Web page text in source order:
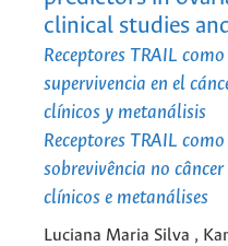
clinical studies
Receptores TRAIL
supervivencia en el
clínicos y metanálisis
Receptores TRAIL
sobrevivência no
clínicos e metanálises
Luciana Maria Silva ,